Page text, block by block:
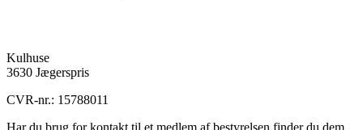
Kulhuse
3630 Jægerspris
CVR-nr.: 15788011
Har du brug for kontakt til et medlem af bestyrelsen finder du dem